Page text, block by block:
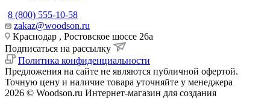
8 (800) 555-10-58
zakaz@woodson.ru
Краснодар , Ростовское шоссе 26а
Подписаться на рассылку
Политика конфиденциальности
Предложения на сайте не являются публичной офертой.
Точную цену и наличие товара уточняйте у менеджера
2026 © Woodson.ru Интернет-магазин для создания